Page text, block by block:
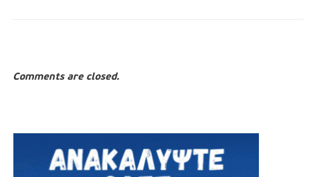
Comments are closed.